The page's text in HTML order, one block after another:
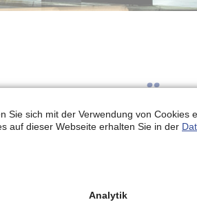
PROGNOSEN
Sie sich mit der Verwendung von Cookies
auf dieser Webseite erhalten Sie in der
Analytik